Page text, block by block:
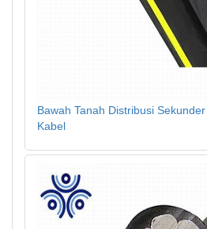
Bawah Tanah Distribusi
Kabel